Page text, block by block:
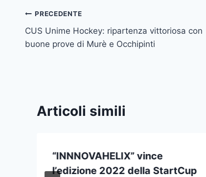
Navigazione
articoli
PRECEDENTE
CUS Unime Hockey: ripartenza vittoriosa con
buone prove di Murè e Occhipinti
Articoli simili
“INNNOVAHELIX” vince
l’edizione 2022 della StartCup